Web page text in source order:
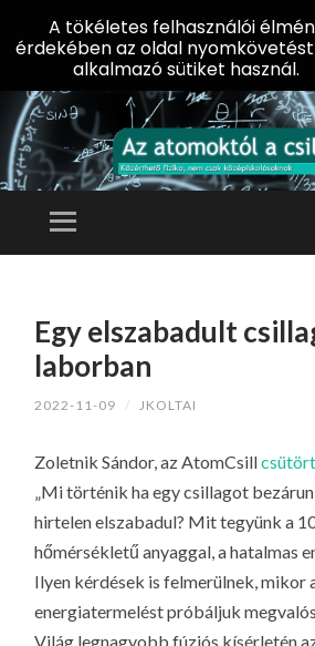
AZ
KT
CS
IL
LA
G
O
KI
Menü
TARTALOMHOZ
Egy elszabadult
laborban
2022-11-09 / JKOLTAI
Zoletnik Sándor, az AtomCsill
„Mi történik ha egy csillagot
hirtelen elszabadul? Mit tegyünk a
hőmérsékletű anyaggal, a hatalmas
Ilyen kérdések is felmerülnek, mikor
energiatermelést próbáljuk
Világ legnagyobb fúziós kísérletén
A tökéletes felhasználói
érdekében az oldal
alkalmazó sütiket használ.